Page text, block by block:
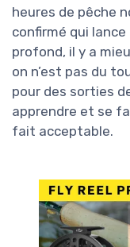
heures de pêche
confirmé qui
profond, il y a
on n’est pas du
pour des sorties
apprendre et se
fait acceptable.